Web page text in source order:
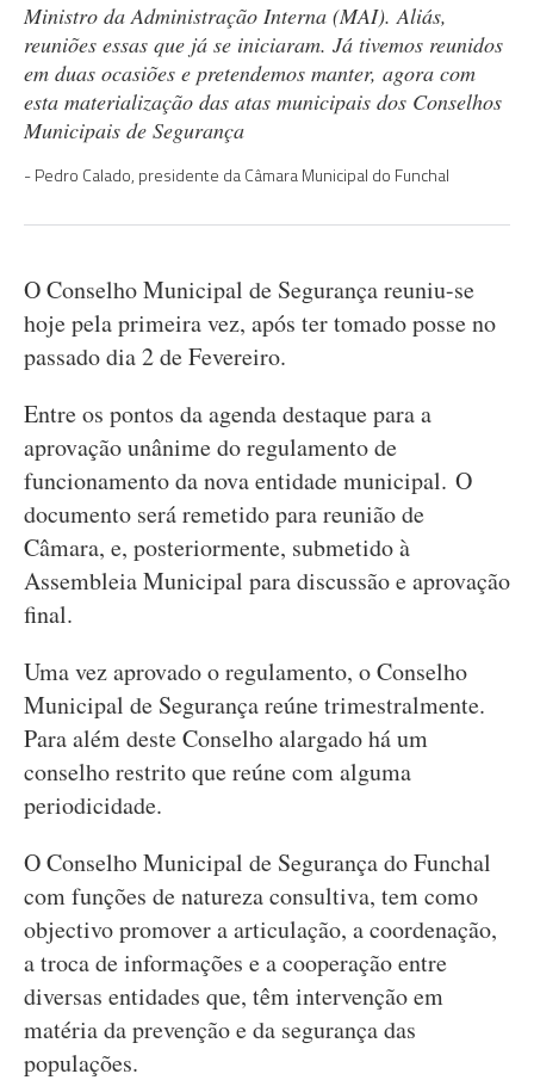
Ministro da Administração Interna (MAI). Aliás,
reuniões essas que já se iniciaram. Já tivemos reunidos
em duas ocasiões e pretendemos manter, agora com
esta materialização das atas municipais dos Conselhos
Municipais de Segurança
Pedro Calado, presidente da Câmara Municipal do Funchal
O Conselho Municipal de Segurança reuniu-se
hoje pela primeira vez, após ter tomado posse no
passado dia 2 de Fevereiro.
Entre os pontos da agenda destaque para a
aprovação unânime do regulamento de
funcionamento da nova entidade municipal. O
documento será remetido para reunião de
Câmara, e, posteriormente, submetido à
Assembleia Municipal para discussão e aprovação
final.
Uma vez aprovado o regulamento, o Conselho
Municipal de Segurança reúne trimestralmente.
Para além deste Conselho alargado há um
conselho restrito que reúne com alguma
periodicidade.
O Conselho Municipal de Segurança do Funchal
com funções de natureza consultiva, tem como
objectivo promover a articulação, a coordenação,
a troca de informações e a cooperação entre
diversas entidades que, têm intervenção em
matéria da prevenção e da segurança das
populações.